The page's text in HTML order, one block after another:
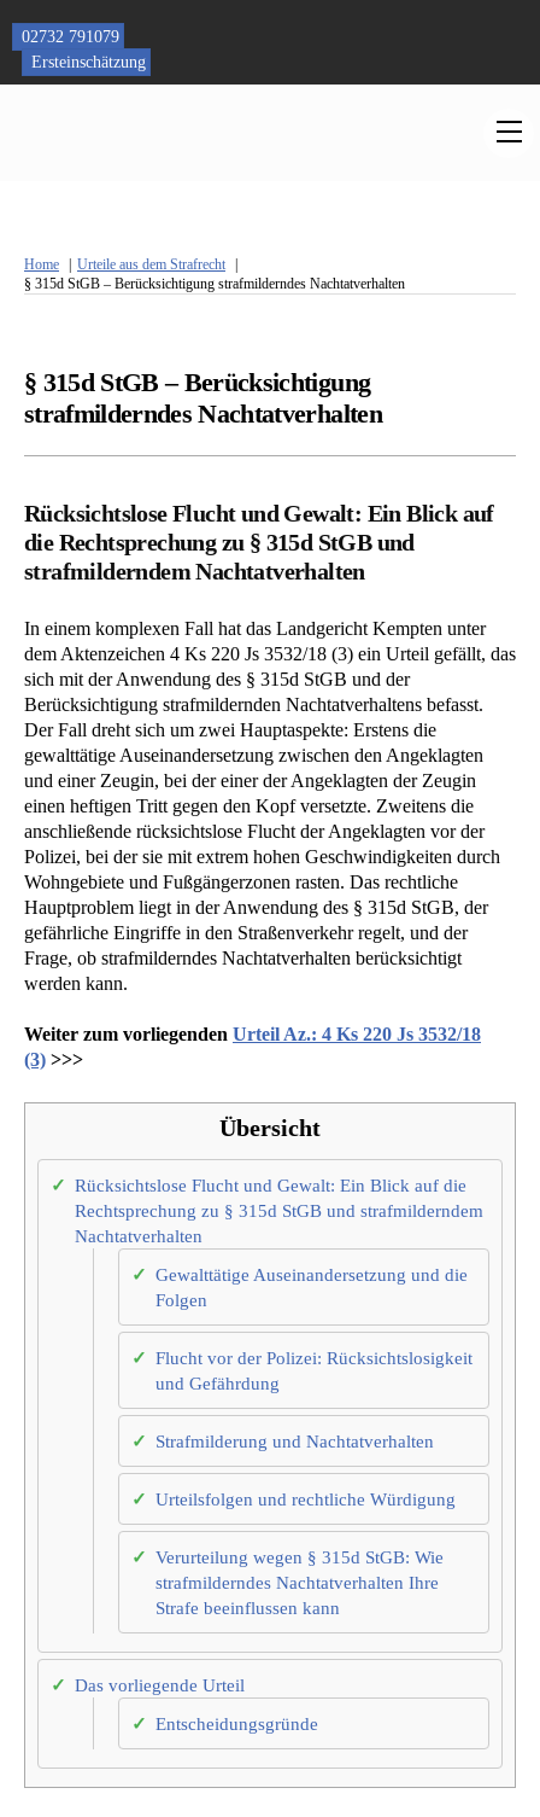
content
02732 791079
Ersteinschätzung
Home
Urteile aus dem Strafrecht
§ 315d StGB – Berücksichtigung strafmilderndes Nachtatverhalten
§ 315d StGB – Berücksichtigung
strafmilderndes Nachtatverhalten
Rücksichtslose Flucht und Gewalt: Ein Blick auf
die Rechtsprechung zu § 315d StGB und
strafmilderndem Nachtatverhalten
In einem komplexen Fall hat das Landgericht Kempten unter
dem Aktenzeichen 4 Ks 220 Js 3532/18 (3) ein Urteil gefällt, das
sich mit der Anwendung des § 315d StGB und der
Berücksichtigung strafmildernden Nachtatverhaltens befasst.
Der Fall dreht sich um zwei Hauptaspekte: Erstens die
gewalttätige Auseinandersetzung zwischen den Angeklagten
und einer Zeugin, bei der einer der Angeklagten der Zeugin
einen heftigen Tritt gegen den Kopf versetzte. Zweitens die
anschließende rücksichtslose Flucht der Angeklagten vor der
Polizei, bei der sie mit extrem hohen Geschwindigkeiten durch
Wohngebiete und Fußgängerzonen rasten. Das rechtliche
Hauptproblem liegt in der Anwendung des § 315d StGB, der
gefährliche Eingriffe in den Straßenverkehr regelt, und der
Frage, ob strafmilderndes Nachtatverhalten berücksichtigt
werden kann.
Weiter zum vorliegenden Urteil Az.: 4 Ks 220 Js 3532/18
(3) >>>
Übersicht
Rücksichtslose Flucht und Gewalt: Ein Blick auf die
Rechtsprechung zu § 315d StGB und strafmilderndem
Nachtatverhalten
Gewalttätige Auseinandersetzung und die
Folgen
Flucht vor der Polizei: Rücksichtslosigkeit
und Gefährdung
Strafmilderung und Nachtatverhalten
Urteilsfolgen und rechtliche Würdigung
Verurteilung wegen § 315d StGB: Wie
strafmilderndes Nachtatverhalten Ihre
Strafe beeinflussen kann
Das vorliegende Urteil
Entscheidungsgründe